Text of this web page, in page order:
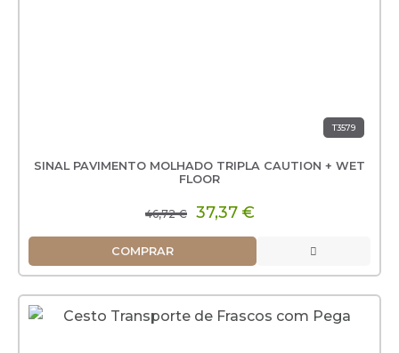
T3579
SINAL PAVIMENTO MOLHADO TRIPLA CAUTION + WET
FLOOR
46,72 € 37,37 €
COMPRAR